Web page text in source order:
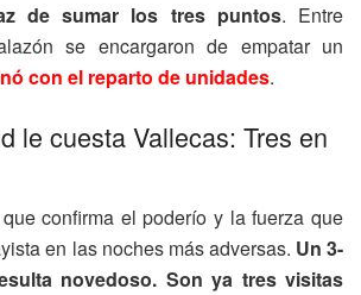
de sumar los tres puntos. Entre
se encargaron de empatar un
con el reparto de unidades.
le cuesta Vallecas: Tres en
confirma el poderío y la fuerza que
en las noches más adversas. Un 3-
novedoso. Son ya tres visitas